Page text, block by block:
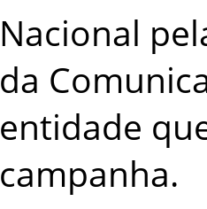
Nacional
da
entidade
campanha.